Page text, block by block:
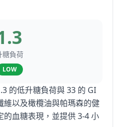
糖負荷
LOW
的低升糖負荷與 33 的 GI
維以及橄欖油與帕瑪森的健
的血糖表現，並提供 3-4 小